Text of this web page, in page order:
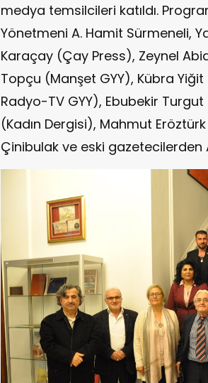
medya temsilcileri katıldı.
Yönetmeni A. Hamit Sürmeneli,
Karaçay (Çay Press), Zeynel
Topçu (Manşet GYY), Kübra
Radyo-TV GYY), Ebubekir
(Kadın Dergisi), Mahmut
Çinibulak ve eski gazetecilerden